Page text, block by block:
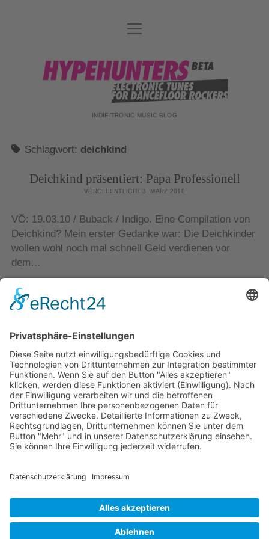
DATENSCHUTZ
DJ-TEAM
ABOUT
Menü
öffnen
hypehunters
INDIE/TRONIC MUSIC BLOG
Schlagwort: deichkind
Deichkind präsentiert: Papa Professionell
VERÖFFENTLICHT 3. MÄRZ 2010
VÖ: 19.03.10 / Buback / Indigo. Eine Compilation von
Deichkind? Mein erster Gedanke war: Die Deichkinder
wollen wohl noch mal schnell Geld verdienen vor
dem…
WEITERLESEN
PROFESSIONELL
Electro Ferris: Fight Club, Round 2
VERÖFFENTLICHT 13. NOVEMBER 2009
Nach dem ersten Schlagabtausch mit Ferris MC aka
Ferris Hilton aka Electro Ferris im Fight Club (Maxi-
Single mit etlichen Remixen u.a. von Fukkk Offf,
Deichkind,…
WEITERLESEN
ELECTRO
FIGHT
CLUB,
ROUND
KOMMENTARE SIND GESCHLOSSEN